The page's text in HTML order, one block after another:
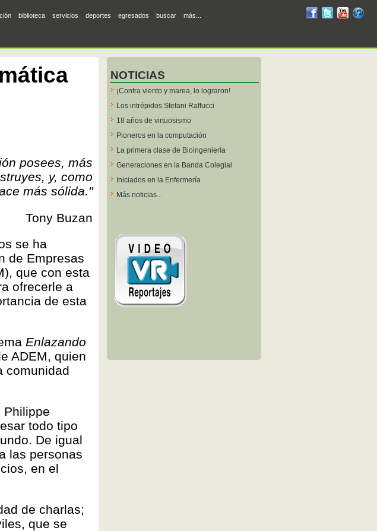
biblioteca servicios deportes egresados buscar más...
RUMRUMRUM
posees, más
y, como
más sólida."
Tony Buzan
se ha
de Empresas
que con esta
ofrecerle a
de esta
Enlazando
ADEM, quien
comunidad
Philippe
todo tipo
De igual
las personas
en el
de charlas;
que se
NOTICIAS
¡Contra viento y marea, lo lograron!
Los intrépidos Stefani Raffucci
18 años de virtuosismo
Pioneros en la computación
La primera clase de Bioingeniería
Generaciones en la Banda Colegial
Iniciados en la Enfermería
Más noticias...